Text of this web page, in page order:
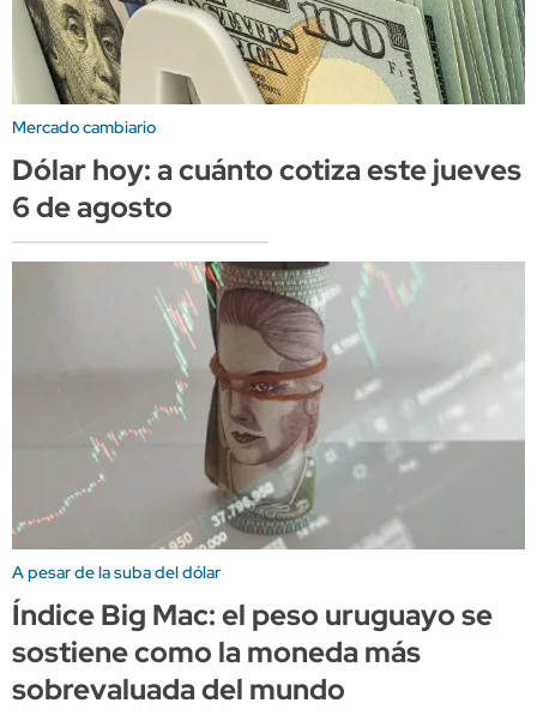
Mercado cambiario
Dólar hoy: a cuánto cotiza este jueves
6 de agosto
A pesar de la suba del dólar
Índice Big Mac: el peso uruguayo se
sostiene como la moneda más
sobrevaluada del mundo